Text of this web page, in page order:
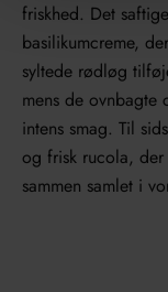
friskhed. Det
basilikumcreme,
syltede rødløg
mens de ovnbagte
intens smag. Til
og frisk rucola,
sammen samlet i